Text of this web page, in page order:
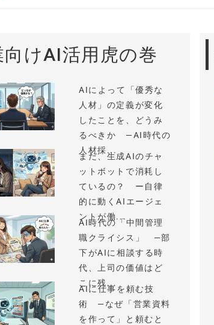
向けAI活用虎の巻
AIによって「優秀な
人材」の定義が変化
したことを、どうみ
るべきか —AI時代の
人材採...
まだ、生成AIのチャ
ットボットで消耗し
ているの？ ー自律
的に動くAIエージェ
ントが働...
AI時代の「中間管理
職クライシス」 —部
下がAIに相談する時
代、上司の価値はど
こに残...
AIに仕事を頼む技
術 —なぜ「営業資料
を作って」と頼むと